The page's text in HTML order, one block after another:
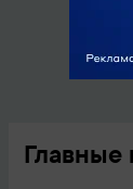
Главные